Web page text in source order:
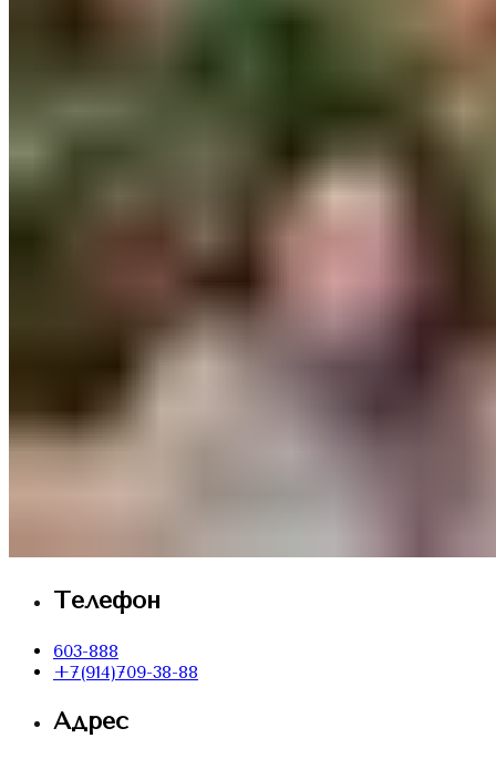
Телефон
603-888
+7(914)709-38-88
Адрес